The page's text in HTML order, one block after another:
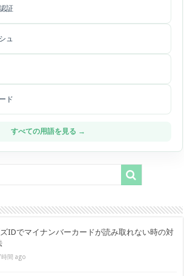
証
ュ
ド
すべての用語を見る →
IDでマイナンバーカードが読み取れない時の対
時間 ago